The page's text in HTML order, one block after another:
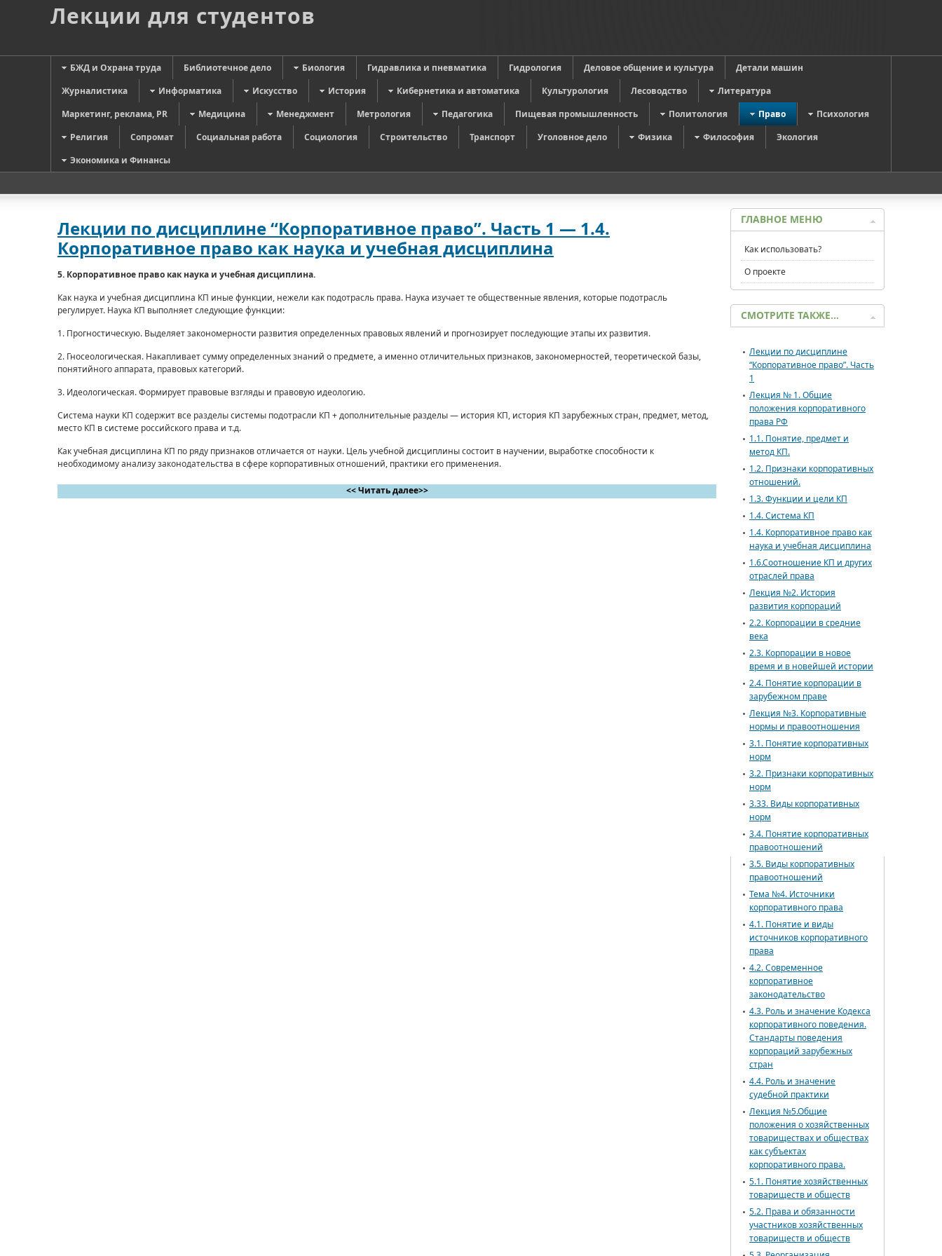
Лекции для студентов
БЖД и Охрана труда Библиотечное дело Биология Гидравлика и пневматика Гидрология Деловое общение и культура
Детали машин
Журналистика
Информатика Искусство История Кибернетика и автоматика Культурология Лесоводство
Литература
Маркетинг, реклама, PR
Медицина Менеджмент Метрология Педагогика Пищевая промышленность Политология Право
Психология
Религия
Сопромат Социальная работа Социология Строительство Транспорт Уголовное дело Физика Философия
Экология
Экономика и Финансы
Лекции по дисциплине “Корпоративное право”. Часть 1 — 1.4.
Корпоративное право как наука и учебная дисциплина
5. Корпоративное право как наука и учебная дисциплина.
Как наука и учебная дисциплина КП иные функции, нежели как подотрасль права. Наука изучает те общественные явления, которые подотрасль
регулирует. Наука КП выполняет следующие функции:
1. Прогностическую. Выделяет закономерности развития определенных правовых явлений и прогнозирует последующие этапы их развития.
2. Гносеологическая. Накапливает сумму определенных знаний о предмете, а именно отличительных признаков, закономерностей, теоретической базы,
понятийного аппарата, правовых категорий.
3. Идеологическая. Формирует правовые взгляды и правовую идеологию.
Система науки КП содержит все разделы системы подотрасли КП + дополнительные разделы — история КП, история КП зарубежных стран, предмет, метод,
место КП в системе российского права и т.д.
Как учебная дисциплина КП по ряду признаков отличается от науки. Цель учебной дисциплины состоит в научении, выработке способности к
необходимому анализу законодательства в сфере корпоративных отношений, практики его применения.
<< Читать далее>>
ГЛАВНОЕ МЕНЮ
Как использовать?
О проекте
СМОТРИТЕ ТАКЖЕ…
Лекции по дисциплине
“Корпоративное право”. Часть
1
Лекция № 1. Общие
положения корпоративного
права РФ
1.1. Понятие, предмет и
метод КП.
1.2. Признаки корпоративных
отношений.
1.3. Функции и цели КП
1.4. Система КП
1.4. Корпоративное право как
наука и учебная дисциплина
1.6.Соотношение КП и других
отраслей права
Лекция №2. История
развития корпораций
2.2. Корпорации в средние
века
2.3. Корпорации в новое
время и в новейшей истории
2.4. Понятие корпорации в
зарубежном праве
Лекция №3. Корпоративные
нормы и правоотношения
3.1. Понятие корпоративных
норм
3.2. Признаки корпоративных
норм
3.33. Виды корпоративных
норм
3.4. Понятие корпоративных
правоотношений
3.5. Виды корпоративных
правоотношений
Тема №4. Источники
корпоративного права
4.1. Понятие и виды
источников корпоративного
права
4.2. Современное
корпоративное
законодательство
4.3. Роль и значение Кодекса
корпоративного поведения.
Стандарты поведения
корпораций зарубежных
стран
4.4. Роль и значение
судебной практики
Лекция №5.Общие
положения о хозяйственных
товариществах и обществах
как субъектах
корпоративного права.
5.1. Понятие хозяйственных
товариществ и обществ
5.2. Права и обязанности
участников хозяйственных
товариществ и обществ